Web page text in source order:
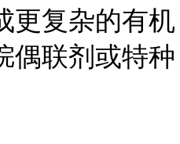
更复杂的有机
偶联剂或特种